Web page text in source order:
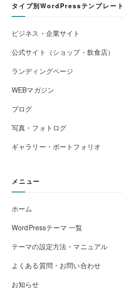
タイプ別WordPressテンプレート
ビジネス・企業サイト
公式サイト（ショップ・飲食店）
ランディングページ
WEBマガジン
ブログ
写真・フォトログ
ギャラリー・ポートフォリオ
メニュー
ホーム
WordPressテーマ 一覧
テーマの設定方法・マニュアル
よくある質問・お問い合わせ
お知らせ